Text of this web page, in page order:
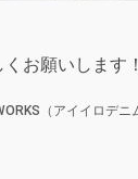
お願いします！